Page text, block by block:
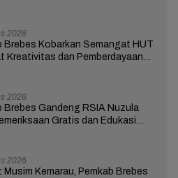
2026
Brebes Kobarkan Semangat HUT
Kreativitas dan Pemberdayaan
2026
Brebes Gandeng RSIA Nuzula
Gratis dan Edukasi
2026
Musim Kemarau, Pemkab Brebes